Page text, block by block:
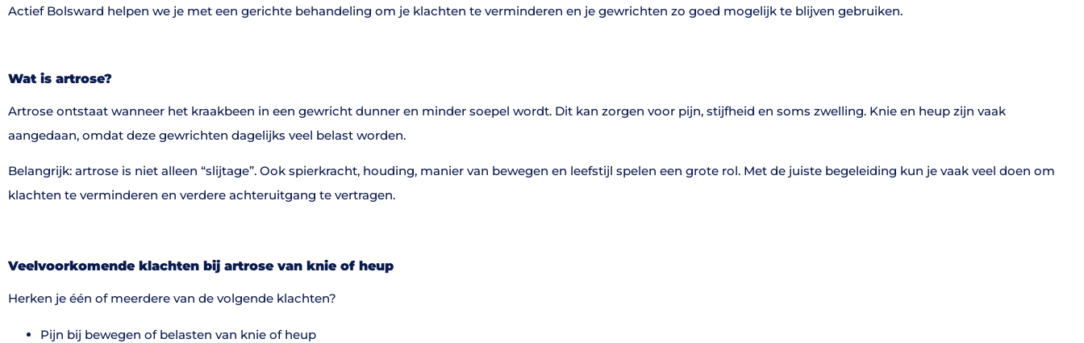
Actief Bolsward helpen we je met een gerichte behandeling om je klachten te verminderen en je gewrichten zo goed mogelijk te blijven gebruiken.
Wat is artrose?
Artrose ontstaat wanneer het kraakbeen in een gewricht dunner en minder soepel wordt. Dit kan zorgen voor pijn, stijfheid en soms zwelling. Knie en heup zijn vaak
aangedaan, omdat deze gewrichten dagelijks veel belast worden.
Belangrijk: artrose is niet alleen “slijtage”. Ook spierkracht, houding, manier van bewegen en leefstijl spelen een grote rol. Met de juiste begeleiding kun je vaak veel doen om
klachten te verminderen en verdere achteruitgang te vertragen.
Veelvoorkomende klachten bij artrose van knie of heup
Herken je één of meerdere van de volgende klachten?
Pijn bij bewegen of belasten van knie of heup